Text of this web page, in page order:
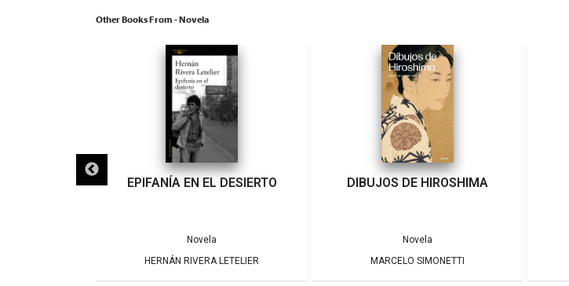
Other Books From - Novela
EPIFANÍA EN EL DESIERTO
Novela
HERNÁN RIVERA LETELIER
DIBUJOS DE HIROSHIMA
Novela
MARCELO SIMONETTI